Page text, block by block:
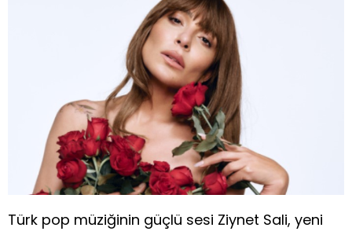
Türk pop müziğinin güçlü sesi Ziynet Sali, yeni